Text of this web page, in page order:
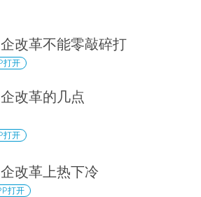
企改革不能零敲碎打
打开
改革的几点
打开
改革上热下冷
打开